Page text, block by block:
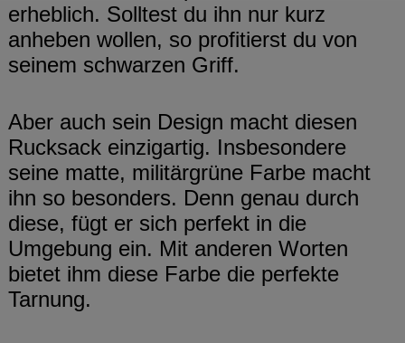
erheblich. Solltest du ihn nur kurz
anheben wollen, so profitierst du von
seinem schwarzen Griff.
Aber auch sein Design macht diesen
Rucksack einzigartig. Insbesondere
seine matte, militärgrüne Farbe macht
ihn so besonders. Denn genau durch
diese, fügt er sich perfekt in die
Umgebung ein. Mit anderen Worten
bietet ihm diese Farbe die perfekte
Tarnung.